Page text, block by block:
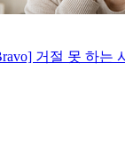
거절 못 하는